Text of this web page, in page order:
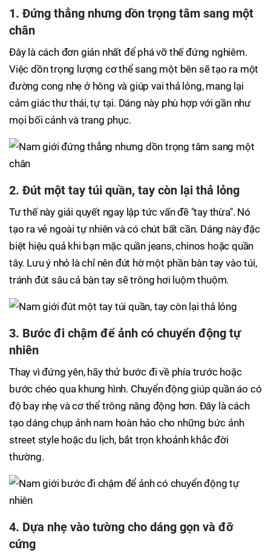
1. Đứng thẳng nhưng dồn trọng tâm sang một
chân
Đây là cách đơn giản nhất để phá vỡ thế đứng nghiêm.
Việc dồn trọng lượng cơ thể sang một bên sẽ tạo ra một
đường cong nhẹ ở hông và giúp vai thả lỏng, mang lại
cảm giác thư thái, tự tại. Dáng này phù hợp với gần như
mọi bối cảnh và trang phục.
2. Đút một tay túi quần, tay còn lại thả lỏng
Tư thế này giải quyết ngay lập tức vấn đề "tay thừa". Nó
tạo ra vẻ ngoài tự nhiên và có chút bất cần. Dáng này đặc
biệt hiệu quả khi bạn mặc quần jeans, chinos hoặc quần
tây. Lưu ý nhỏ là chỉ nên đút hờ một phần bàn tay vào túi,
tránh đút sâu cả bàn tay sẽ trông hơi luộm thuộm.
3. Bước đi chậm để ảnh có chuyển động tự
nhiên
Thay vì đứng yên, hãy thử bước đi về phía trước hoặc
bước chéo qua khung hình. Chuyển động giúp quần áo có
độ bay nhẹ và cơ thể trông năng động hơn. Đây là cách
tạo dáng chụp ảnh nam hoàn hảo cho những bức ảnh
street style hoặc du lịch, bắt trọn khoảnh khắc đời
thường.
4. Dựa nhẹ vào tường cho dáng gọn và đỡ
cứng